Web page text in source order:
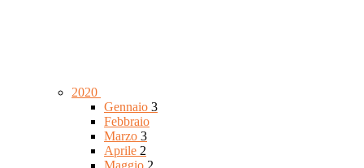
2020
Gennaio 3
Febbraio
Marzo 3
Aprile 2